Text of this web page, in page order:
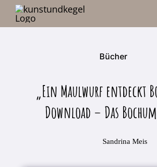
Zum
Inhalt
Bücher
„Ein Maulwurf entdeckt
Download – Das
Sandrina Meis